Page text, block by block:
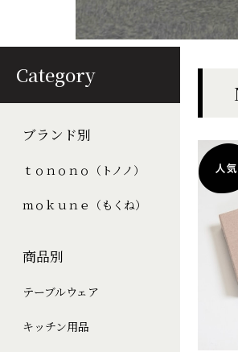
Category
ブランド別
ｔｏｎｏｎｏ（トノノ）
ｍｏｋｕｎｅ（もくね）
商品別
テーブルウェア
キッチン用品